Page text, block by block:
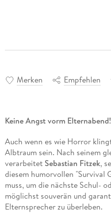
Merken Empfehlen
Keine Angst vorm Elternabend!
Auch wenn es wie Horror
Albtraum sein. Nach seinem
verarbeitet Sebastian Fitzek,
diesem humorvollen "Survival
muss, um die nächste Schul-
möglichst souverän und
Elternsprecher zu überleben.